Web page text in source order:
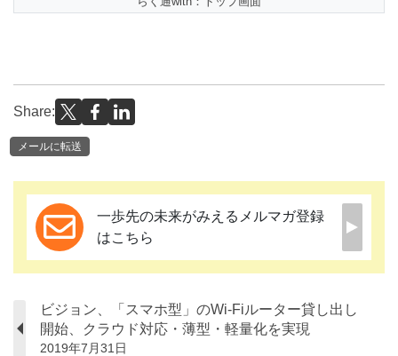
Share:
メールに転送
一歩先の未来がみえるメルマガ登録
はこちら
ビジョン、「スマホ型」のWi-Fiルーター貸し出し
開始、クラウド対応・薄型・軽量化を実現
2019年7月31日